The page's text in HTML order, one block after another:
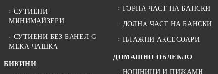
СУТИЕНИ
МИНИМАЙЗЕРИ
СУТИЕНИ БЕЗ БАНЕЛ С
МЕКА ЧАШКА
БИКИНИ
ГОРНА ЧАСТ НА БАНСКИ
ДОЛНА ЧАСТ НА БАНСКИ
ПЛАЖНИ АКСЕСОАРИ
ДОМАШНО ОБЛЕКЛО
НОЩНИЦИ И ПИЖАМИ